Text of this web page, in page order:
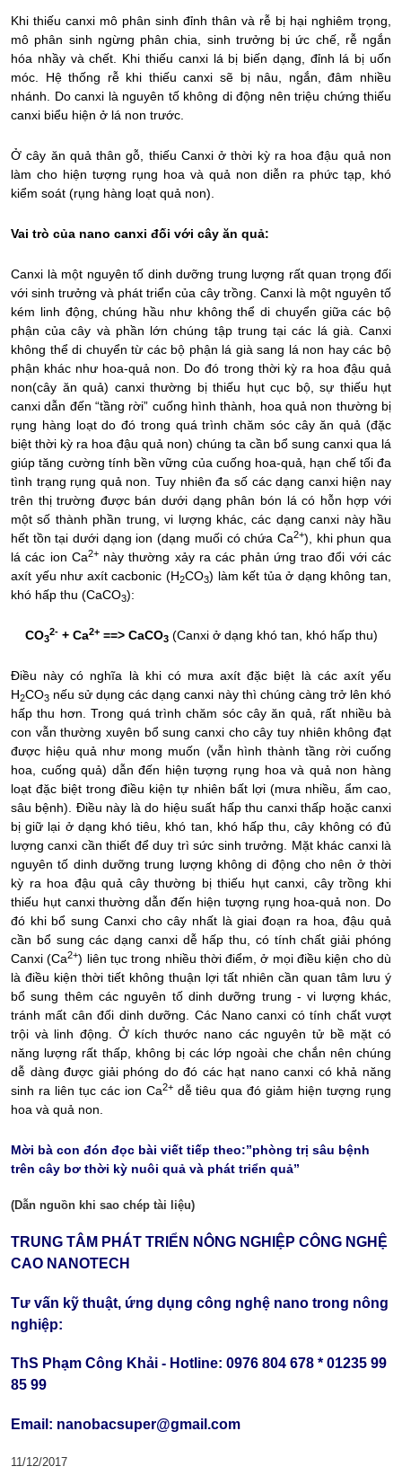
Khi thiếu canxi mô phân sinh đỉnh thân và rễ bị hại nghiêm trọng,
mô phân sinh ngừng phân chia, sinh trưởng bị ức chế, rễ ngắn
hóa nhầy và chết. Khi thiếu canxi lá bị biến dạng, đỉnh lá bị uốn
móc. Hệ thống rễ khi thiếu canxi sẽ bị nâu, ngắn, đâm nhiều
nhánh. Do canxi là nguyên tố không di động nên triệu chứng thiếu
canxi biểu hiện ở lá non trước.
Ở cây ăn quả thân gỗ, thiếu Canxi ở thời kỳ ra hoa đậu quả non
làm cho hiện tượng rụng hoa và quả non diễn ra phức tạp, khó
kiểm soát (rụng hàng loạt quả non).
Vai trò của nano canxi đối với cây ăn quả:
Canxi là một nguyên tố dinh dưỡng trung lượng rất quan trọng đối
với sinh trưởng và phát triển của cây trồng. Canxi là một nguyên tố
kém linh động, chúng hầu như không thể di chuyển giữa các bộ
phận của cây và phần lớn chúng tập trung tại các lá già. Canxi
không thể di chuyển từ các bộ phận lá già sang lá non hay các bộ
phận khác như hoa-quả non. Do đó trong thời kỳ ra hoa đậu quả
non(cây ăn quả) canxi thường bị thiếu hụt cục bộ, sự thiếu hụt
canxi dẫn đến “tầng rời” cuống hình thành, hoa quả non thường bị
rụng hàng loạt do đó trong quá trình chăm sóc cây ăn quả (đặc
biệt thời kỳ ra hoa đậu quả non) chúng ta cần bổ sung canxi qua lá
giúp tăng cường tính bền vững của cuống hoa-quả, hạn chế tối đa
tình trạng rụng quả non. Tuy nhiên đa số các dạng canxi hiện nay
trên thị trường được bán dưới dạng phân bón lá có hỗn hợp với
một số thành phần trung, vi lượng khác, các dạng canxi này hầu
hết tồn tại dưới dạng ion (dạng muối có chứa Ca2+), khi phun qua
lá các ion Ca2+này thường xảy ra các phản ứng trao đổi với các
axít yếu như axít cacbonic (H2CO3) làm kết tủa ở dạng không tan,
khó hấp thu (CaCO3):
CO3
2-+ Ca2+==> CaCO3 (Canxi ở dạng khó tan, khó hấp thu)
Điều này có nghĩa là khi có mưa axít đặc biệt là các axít yếu
H2CO3 nếu sử dụng các dạng canxi này thì chúng càng trở lên khó
hấp thu hơn. Trong quá trình chăm sóc cây ăn quả, rất nhiều bà
con vẫn thường xuyên bổ sung canxi cho cây tuy nhiên không đạt
được hiệu quả như mong muốn (vẫn hình thành tầng rời cuống
hoa, cuống quả) dẫn đến hiện tượng rụng hoa và quả non hàng
loạt đặc biệt trong điều kiện tự nhiên bất lợi (mưa nhiều, ẩm cao,
sâu bệnh). Điều này là do hiệu suất hấp thu canxi thấp hoặc canxi
bị giữ lại ở dạng khó tiêu, khó tan, khó hấp thu, cây không có đủ
lượng canxi cần thiết để duy trì sức sinh trưởng. Mặt khác canxi là
nguyên tố dinh dưỡng trung lượng không di động cho nên ở thời
kỳ ra hoa đậu quả cây thường bị thiếu hụt canxi, cây trồng khi
thiếu hụt canxi thường dẫn đến hiện tượng rụng hoa-quả non. Do
đó khi bổ sung Canxi cho cây nhất là giai đoạn ra hoa, đậu quả
cần bổ sung các dạng canxi dễ hấp thu, có tính chất giải phóng
Canxi (Ca2+) liên tục trong nhiều thời điểm, ở mọi điều kiện cho dù
là điều kiện thời tiết không thuận lợi tất nhiên cần quan tâm lưu ý
bổ sung thêm các nguyên tố dinh dưỡng trung - vi lượng khác,
tránh mất cân đối dinh dưỡng. Các Nano canxi có tính chất vượt
trội và linh động. Ở kích thước nano các nguyên tử bề mặt có
năng lượng rất thấp, không bị các lớp ngoài che chắn nên chúng
dễ dàng được giải phóng do đó các hạt nano canxi có khả năng
sinh ra liên tục các ion Ca2+dễ tiêu qua đó giảm hiện tượng rụng
hoa và quả non.
Mời bà con đón đọc bài viết tiếp theo:”phòng trị sâu bệnh
trên cây bơ thời kỳ nuôi quả và phát triển quả”
(Dẫn nguồn khi sao chép tài liệu)
TRUNG TÂM PHÁT TRIỂN NÔNG NGHIỆP CÔNG NGHỆ
CAO NANOTECH
Tư vấn kỹ thuật, ứng dụng công nghệ nano trong nông
nghiệp:
ThS Phạm Công Khải - Hotline: 0976 804 678 * 01235 99
85 99
Email: nanobacsuper@gmail.com
11/12/2017